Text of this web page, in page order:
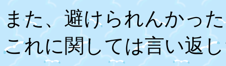
また、避けられんかっ
これに関しては言い返